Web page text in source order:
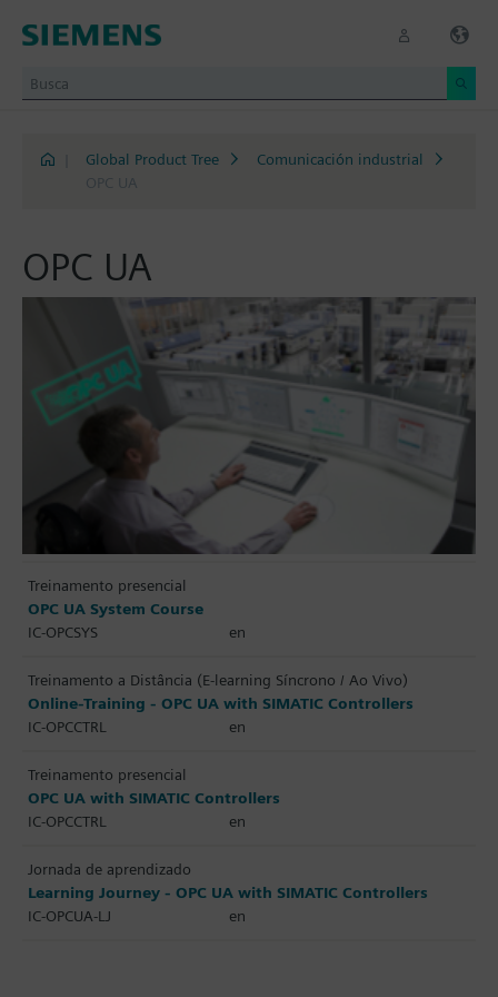
Global Product Tree
Comunicación industrial
OPC UA
OPC UA
Treinamento presencial
OPC UA System Course
IC-OPCSYS
en
Treinamento a Distância (E-learning Síncrono / Ao Vivo)
Online-Training - OPC UA with SIMATIC Controllers
IC-OPCCTRL
en
Treinamento presencial
OPC UA with SIMATIC Controllers
IC-OPCCTRL
en
Jornada de aprendizado
Learning Journey - OPC UA with SIMATIC Controllers
IC-OPCUA-LJ
en